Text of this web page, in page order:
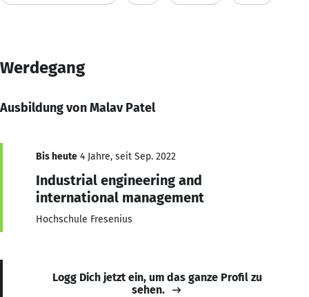
Werdegang
Ausbildung von Malav Patel
Bis heute 4 Jahre, seit Sep. 2022
Industrial engineering and
international management
Hochschule Fresenius
Logg Dich jetzt ein, um das ganze Profil zu
sehen.